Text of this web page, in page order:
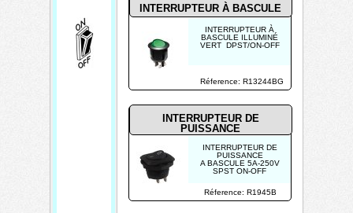
INTERRUPTEUR DE
PUISSANCE
A BASCULE 5A-250V
SPST ON-OFF
Réference: R1945B
INTERRUPTEUR DE
PUISSANCE
INTERRUPTEUR À
BASCULE ILLUMINÉ
VERT DPST/ON-OFF
Réference: R13244BG
INTERRUPTEUR À BASCULE
e
u
r
à